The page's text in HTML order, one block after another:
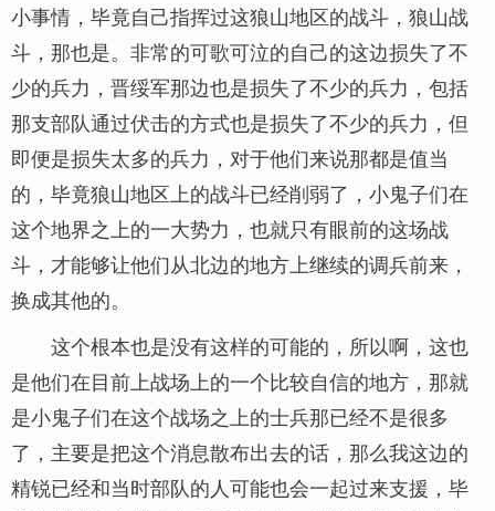
小事情，毕竟自己指挥过这狼山地区的战斗，狼山战
斗，那也是。非常的可歌可泣的自己的这边损失了不
少的兵力，晋绥军那边也是损失了不少的兵力，包括
那支部队通过伏击的方式也是损失了不少的兵力，但
即便是损失太多的兵力，对于他们来说那都是值当
的，毕竟狼山地区上的战斗已经削弱了，小鬼子们在
这个地界之上的一大势力，也就只有眼前的这场战
斗，才能够让他们从北边的地方上继续的调兵前来，
换成其他的。
这个根本也是没有这样的可能的，所以啊，这也
是他们在目前上战场上的一个比较自信的地方，那就
是小鬼子们在这个战场之上的士兵那已经不是很多
了，主要是把这个消息散布出去的话，那么我这边的
精锐已经和当时部队的人可能也会一起过来支援，毕